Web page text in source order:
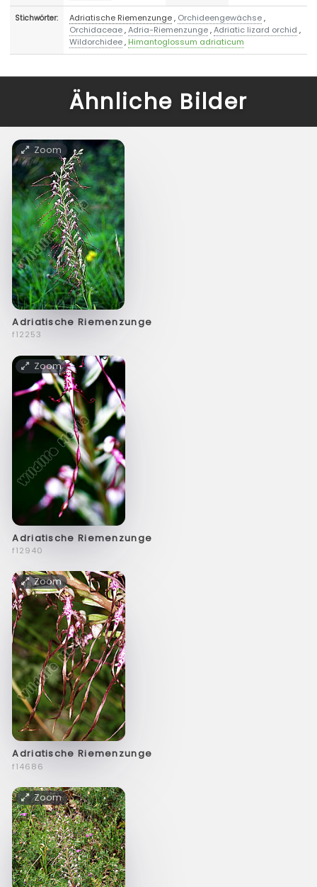
Stichwörter: Adriatische Riemenzunge, Orchideengewächse,
Orchidaceae,Adria-Riemenzunge,Adriatic lizard orchid ,
Wildorchidee, Himantoglossum adriaticum
Ähnliche Bilder
Zoom
Adriatische Riemenzunge
f12253
Zoom
Adriatische Riemenzunge
f12940
Zoom
Adriatische Riemenzunge
f14686
Zoom